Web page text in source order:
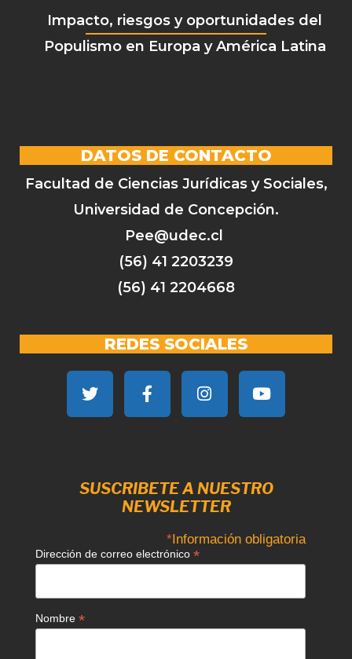
Impacto, riesgos y oportunidades del
Populismo en Europa y América Latina
DATOS DE CONTACTO
Facultad de Ciencias Jurídicas y Sociales,
Universidad de Concepción.
Pee@udec.cl
(56) 41 2203239
(56) 41 2204668
REDES SOCIALES
SUSCRIBETE A NUESTRO
NEWSLETTER
*Información obligatoria
Dirección de correo electrónico *
Nombre *